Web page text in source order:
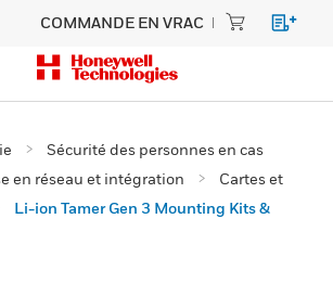
COMMANDE EN VRAC
Sécurité des personnes en cas
en réseau et intégration
Cartes et
Li-ion Tamer Gen 3 Mounting Kits &